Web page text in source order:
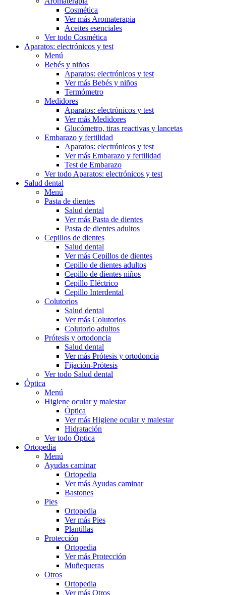
Cosmética
Ver más Aromaterapia
Aceites esenciales
Ver todo Cosmética
Aparatos: electrónicos y test
Menú
Bebés y niños
Aparatos: electrónicos y test
Ver más Bebés y niños
Termómetro
Medidores
Aparatos: electrónicos y test
Ver más Medidores
Glucómetro, tiras reactivas y lancetas
Embarazo y fertilidad
Aparatos: electrónicos y test
Ver más Embarazo y fertilidad
Test de Embarazo
Ver todo Aparatos: electrónicos y test
Salud dental
Menú
Pasta de dientes
Salud dental
Ver más Pasta de dientes
Pasta de dientes adultos
Cepillos de dientes
Salud dental
Ver más Cepillos de dientes
Cepillo de dientes adultos
Cepillo de dientes niños
Cepillo Eléctrico
Cepillo Interdental
Colutorios
Salud dental
Ver más Colutorios
Colutorio adultos
Prótesis y ortodoncia
Salud dental
Ver más Prótesis y ortodoncia
Fijación-Prótesis
Ver todo Salud dental
Óptica
Menú
Higiene ocular y malestar
Óptica
Ver más Higiene ocular y malestar
Hidratación
Ver todo Óptica
Ortopedia
Menú
Ayudas caminar
Ortopedia
Ver más Ayudas caminar
Bastones
Pies
Ortopedia
Ver más Pies
Plantillas
Protección
Ortopedia
Ver más Protección
Muñequeras
Otros
Ortopedia
Ver más Otros